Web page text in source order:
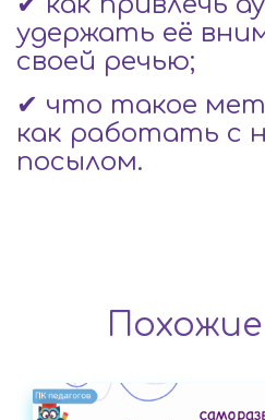
удержать её
своей речью;
✔ что такое
как работать с
посылом.